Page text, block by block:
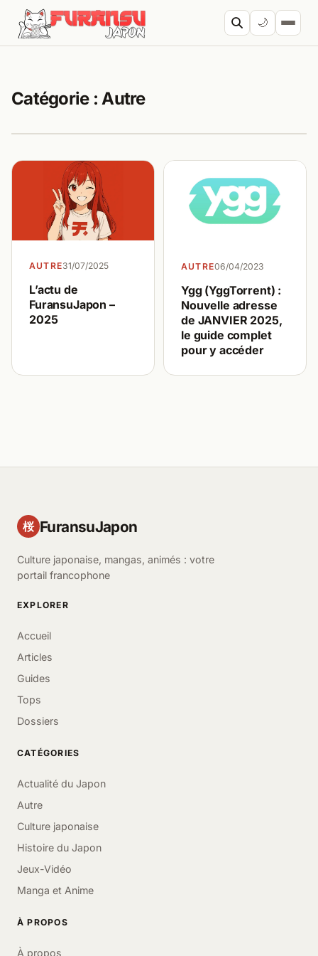
Aller au contenu
🌙
Catégorie :Autre
AUTRE31/07/2025
L’actu de
FuransuJapon –
2025
AUTRE06/04/2023
Ygg (YggTorrent) :
Nouvelle adresse
de JANVIER 2025,
le guide complet
pour y accéder
桜 FuransuJapon
Culture japonaise, mangas, animés : votre
portail francophone
EXPLORER
Accueil
Articles
Guides
Tops
Dossiers
CATÉGORIES
Actualité du Japon
Autre
Culture japonaise
Histoire du Japon
Jeux-Vidéo
Manga et Anime
À PROPOS
À propos